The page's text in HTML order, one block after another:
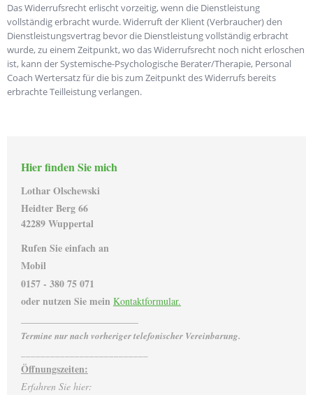
Das Widerrufsrecht erlischt vorzeitig, wenn die Dienstleistung
vollständig erbracht wurde. Widerruft der Klient (Verbraucher) den
Dienstleistungsvertrag bevor die Dienstleistung vollständig erbracht
wurde, zu einem Zeitpunkt, wo das Widerrufsrecht noch nicht erloschen
ist, kann der Systemische-Psychologische Berater/Therapie, Personal
Coach Wertersatz für die bis zum Zeitpunkt des Widerrufs bereits
erbrachte Teilleistung verlangen.
Hier finden Sie mich
Lothar Olschewski
Heidter Berg66
42289Wuppertal
Rufen Sie einfach an
Mobil
0157 - 380 75 071
oder nutzen Sie mein Kontaktformular.
Termine nur nach vorheriger telefonischer Vereinbarung.
Öffnungszeiten:
Erfahren Sie hier: